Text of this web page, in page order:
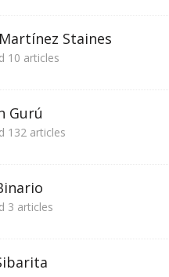
Staines
10 articles
Gurú
132 articles
3 articles